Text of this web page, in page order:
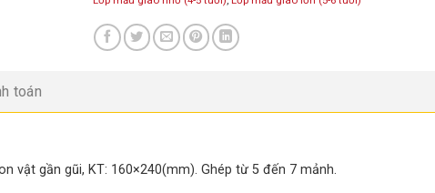
toán
vật gần gũi, KT: 160×240(mm). Ghép từ 5 đến 7 mảnh.